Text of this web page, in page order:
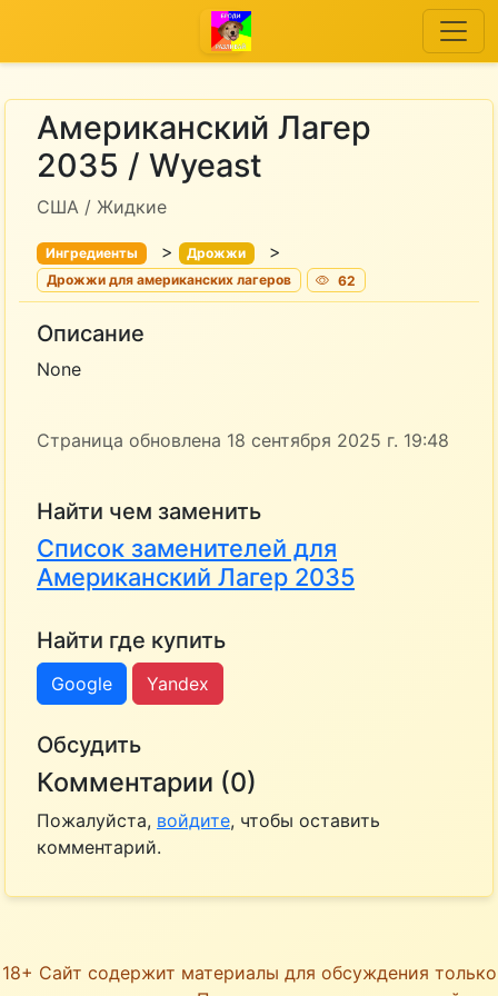
Американский Лагер
2035 / Wyeast
США / Жидкие
Ингредиенты > Дрожжи >
Дрожжи для американских лагеров 62
Описание
None
Страница обновлена 18 сентября 2025 г. 19:48
Найти чем заменить
Список заменителей для
Американский Лагер 2035
Найти где купить
Google Yandex
Обсудить
Комментарии (0)
Пожалуйста, войдите, чтобы оставить
комментарий.
18+ Сайт содержит материалы для обсуждения только